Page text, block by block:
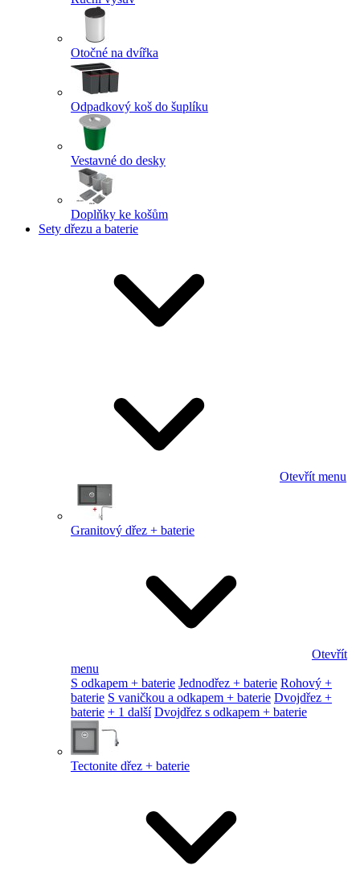
Otočné na dvířka
Odpadkový koš do šuplíku
Vestavné do desky
Doplňky ke košům
Sety dřezu a baterie
Otevřít menu
Granitový dřez + baterie
Otevřít
menu
S odkapem + baterie Jednodřez + baterie Rohový +
baterie S vaničkou a odkapem + baterie Dvojdřez +
baterie + 1 další Dvojdřez s odkapem + baterie
Tectonite dřez + baterie